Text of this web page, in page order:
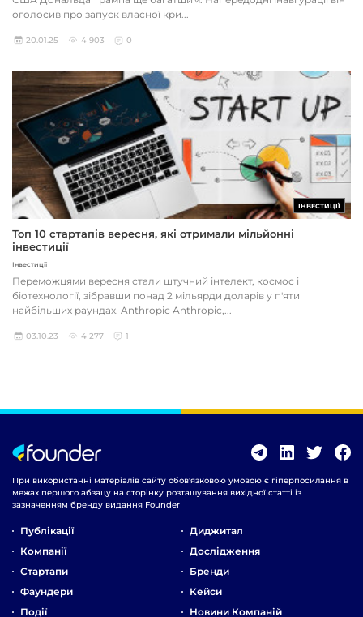
оголосив про запуск власної кри...
20.01.25 4 903 0
ІНВЕСТИЦІЇ
Топ 10 стартапів вересня, які отримали мільйонні
інвестиції
Інвестиції
Переможцями вересня стали штучний інтелект, космос і
біотехнології, зібравши понад 2 мільярди доларів у п'яти
найбільших раундах. Anthropic Anthropic,...
03.10.23 4 277 1
При використанні матеріалів сайту обов'язковою умовою є гіперпосилання в
межах першого абзацу на сторінку розташування вихідної статті із
зазначенням бренду видання Founder
Публікації
Компанії
Стартапи
Фаундери
Події
Диджитал
Дослідження
Бренди
Кейси
Новини Компаній